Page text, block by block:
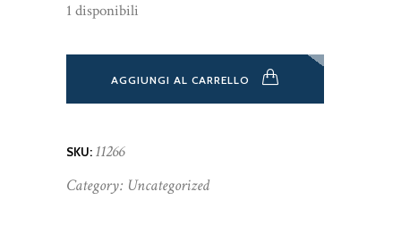
1 disponibili
AGGIUNGI AL CARRELLO
SKU: 11266
Category: Uncategorized